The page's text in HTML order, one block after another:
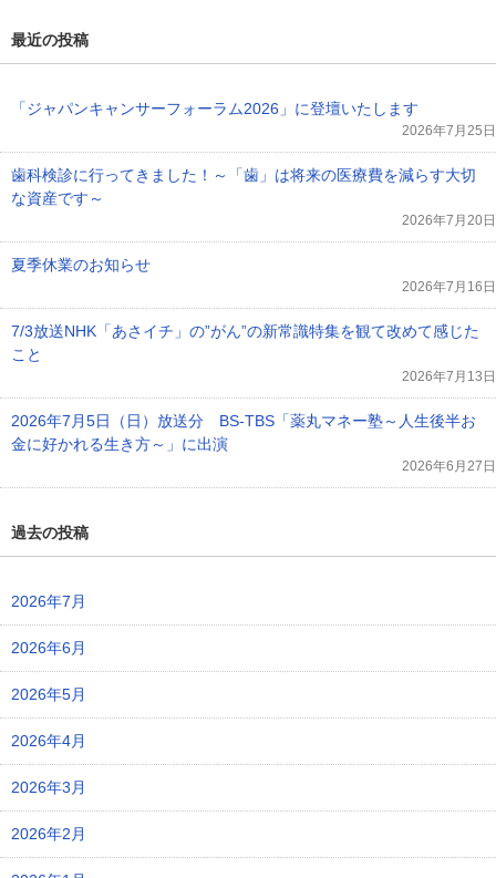
最近の投稿
「ジャパンキャンサーフォーラム2026」に登壇いたします
2026年7月25日
歯科検診に行ってきました！～「歯」は将来の医療費を減らす大切
な資産です～
2026年7月20日
夏季休業のお知らせ
2026年7月16日
7/3放送NHK「あさイチ」の”がん”の新常識特集を観て改めて感じた
こと
2026年7月13日
2026年7月5日（日）放送分 BS-TBS「薬丸マネー塾～人生後半お
金に好かれる生き方～」に出演
2026年6月27日
過去の投稿
2026年7月
2026年6月
2026年5月
2026年4月
2026年3月
2026年2月